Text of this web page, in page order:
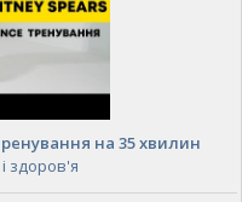
на 35 хвилин
здоров'я